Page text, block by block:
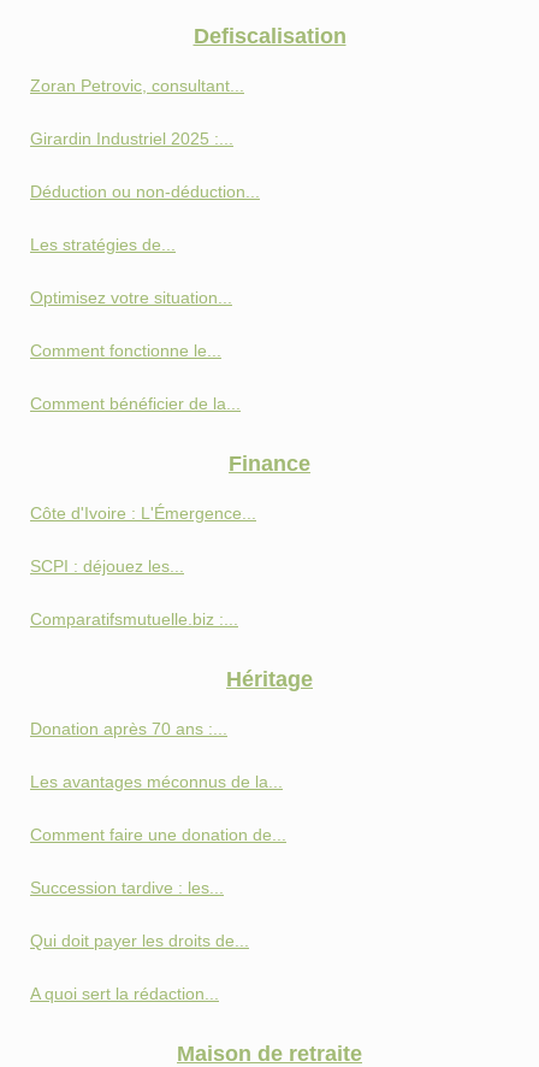
Defiscalisation
Zoran Petrovic, consultant...
Girardin Industriel 2025 :...
Déduction ou non-déduction...
Les stratégies de...
Optimisez votre situation...
Comment fonctionne le...
Comment bénéficier de la...
Finance
Côte d'Ivoire : L'Émergence...
SCPI : déjouez les...
Comparatifsmutuelle.biz :...
Héritage
Donation après 70 ans :...
Les avantages méconnus de la...
Comment faire une donation de...
Succession tardive : les...
Qui doit payer les droits de...
A quoi sert la rédaction...
Maison de retraite